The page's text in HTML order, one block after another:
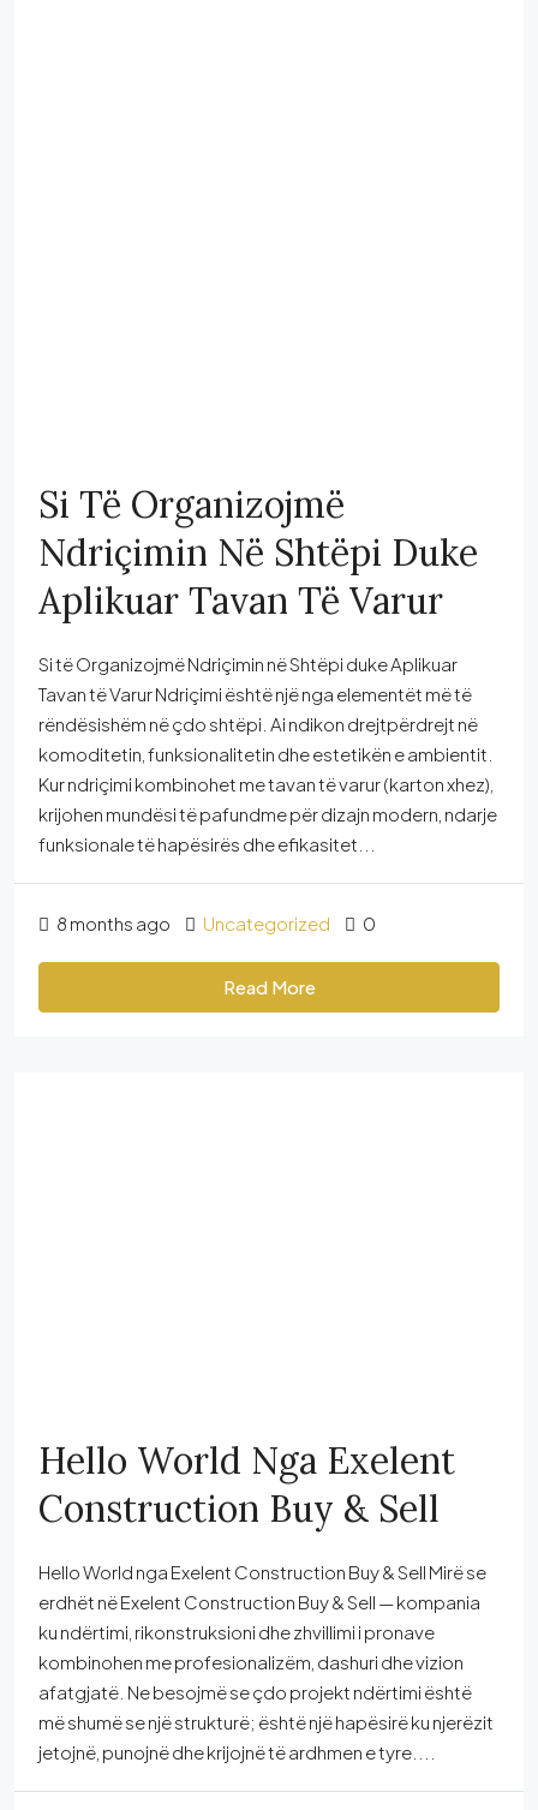
Si Të Organizojmë
Ndriçimin Në Shtëpi Duke
Aplikuar Tavan Të Varur
Si të Organizojmë Ndriçimin në Shtëpi duke Aplikuar
Tavan të Varur Ndriçimi është një nga elementët më të
rëndësishëm në çdo shtëpi. Ai ndikon drejtpërdrejt në
komoditetin, funksionalitetin dhe estetikën e ambientit.
Kur ndriçimi kombinohet me tavan të varur (karton xhez),
krijohen mundësi të pafundme për dizajn modern, ndarje
funksionale të hapësirës dhe efikasitet...
8 months ago Uncategorized 0
Read More
Hello World Nga Exelent
Construction Buy & Sell
Hello World nga Exelent Construction Buy & Sell Mirë se
erdhët në Exelent Construction Buy & Sell — kompania
ku ndërtimi, rikonstruksioni dhe zhvillimi i pronave
kombinohen me profesionalizëm, dashuri dhe vizion
afatgjatë. Ne besojmë se çdo projekt ndërtimi është
më shumë se një strukturë; është një hapësirë ku njerëzit
jetojnë, punojnë dhe krijojnë të ardhmen e tyre....